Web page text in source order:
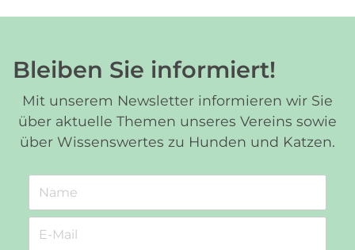
Bleiben Sie informiert!
Mit unserem Newsletter informieren wir Sie
über aktuelle Themen unseres Vereins sowie
über Wissenswertes zu Hunden und Katzen.